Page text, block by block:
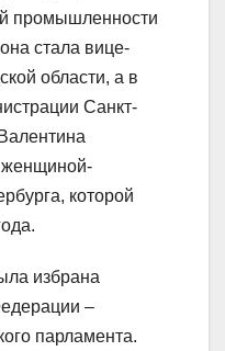
промышленности
стала вице-
области, а в
Санкт-
женщиной-
которой
избрана
–
парламента.